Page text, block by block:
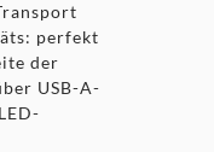
perfekt
der
USB-A-